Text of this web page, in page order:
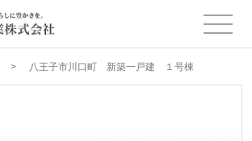
八王子市川口町 新築一戸建 １号棟